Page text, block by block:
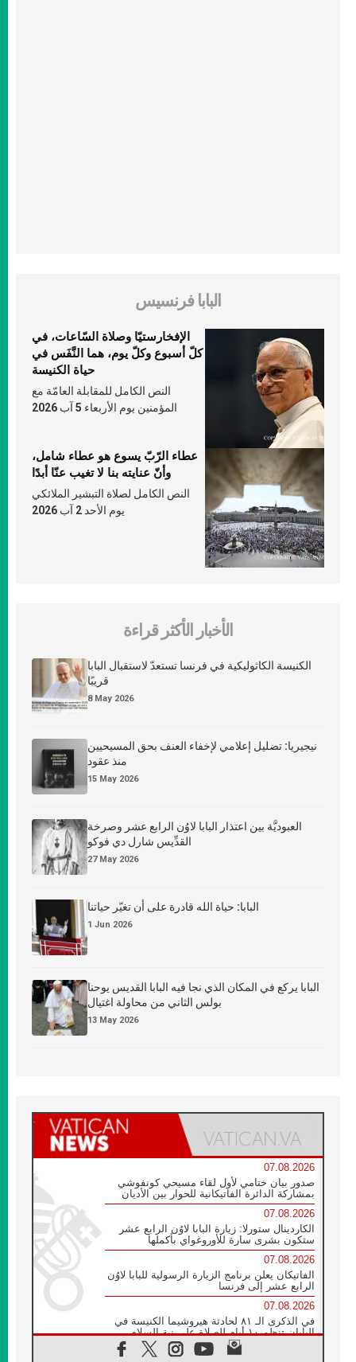
البابا فرنسيس
الإفخارستيّا وصلاة السّاعات، في
كلّ أسبوع وكلّ يوم، هما النَّفَس في
حياة الكنيسة
النص الكامل للمقابلة العامّة مع
المؤمنين يوم الأربعاء 5 آب 2026
عطاء الرّبّ يسوع هو عطاء شامل،
وأنّ عنايته بنا لا تغيب عنّا أبدًا
النص الكامل لصلاة التبشير الملائكي
يوم الأحد 2 آب 2026
الأخبار الأكثر قراءة
الكنيسة الكاثوليكية في فرنسا تستعدّ لاستقبال البابا
قريبًا
8 May 2026
نيجيريا: تضليل إعلامي لإخفاء العنف بحق المسيحيين
منذ عقود
15 May 2026
العبوديَّة بين اعتذار البابا لاوُن الرابع عشر وصرخة
القدِّيس شارل دي فوكو
27 May 2026
البابا: حياة الله قادرة على أن تغيّر حياتنا
1 Jun 2026
البابا يركع في المكان الذي نجا فيه البابا القديس يوحنا
بولس الثاني من محاولة اغتيال
13 May 2026
07.08.2026
صدور بيان ختامي لأول لقاء مسيحي كونفوشي
بمشاركة الدائرة الفاتيكانية للحوار بين الأديان
07.08.2026
الكاردينال ستورلا: زيارة البابا لاوُن الرابع عشر
ستكون بشرى سارة للأوروغواي بأكملها
07.08.2026
الفاتيكان يعلن برنامج الزيارة الرسولية للبابا لاوُن
الرابع عشر إلى فرنسا
07.08.2026
في الذكرى الـ ٨١ لحادثة هيروشيما الكنيسة في
اليابان تنظم ١٠ أيام للصلاة على نية السلام